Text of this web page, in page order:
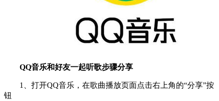
QQ音乐和好友一起听歌步骤分享
1、打开QQ音乐，在歌曲播放页面点击右上角的“分享”按
钮